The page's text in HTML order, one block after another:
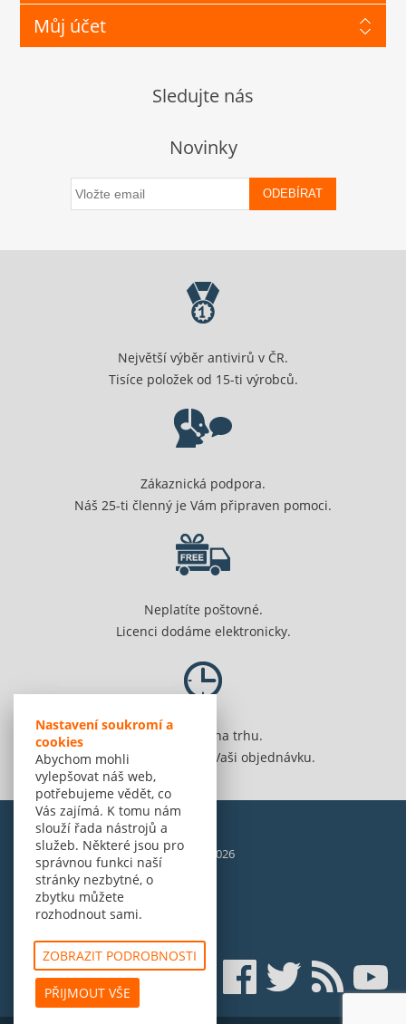
Nastavení soukromí a
cookies
Abychom mohli
vylepšovat náš web,
potřebujeme vědět, co
Vás zajímá. K tomu nám
slouží řada nástrojů a
služeb. Některé jsou pro
správnou funkci naší
stránky nezbytné, o
zbytku můžete
rozhodnout sami.
ZOBRAZIT PODROBNOSTI
PŘIJMOUT VŠE
Můj účet
Sledujte nás
Novinky
ODEBÍRAT
Největší výběr antivirů v ČR.
Tisíce položek od 15-ti výrobců.
Zákaznická podpora.
Náš 25-ti členný je Vám připraven pomoci.
Neplatíte poštovné.
Licenci dodáme elektronicky.
Jsme 20 let na trhu.
Spolehlivě vyřídíme Vaši objednávku.
© Amenit Software Solutions, 1998 - 2026
Powered bynopCommerce